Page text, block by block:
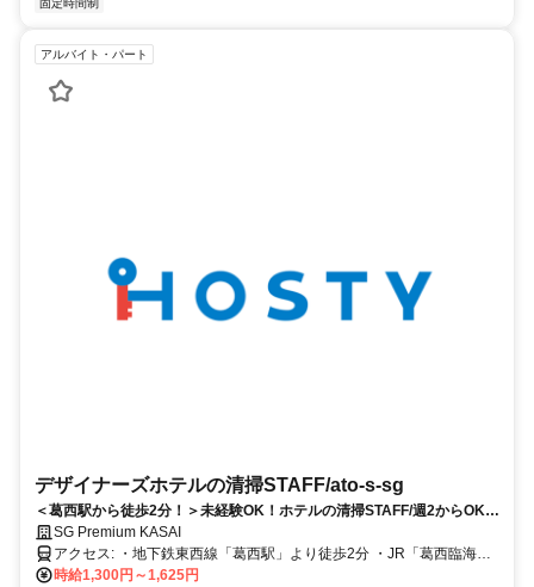
アルバイト・パート
デザイナーズホテルの清掃STAFF/ato-s-sg
＜葛西駅から徒歩2分！＞未経験OK！ホテルの清掃STAFF/週2からOK/
希望シフト制/髪型自由/きれいなビジネスホテル
SG Premium KASAI
アクセス: ・地下鉄東西線「葛西駅」より徒歩2分 ・JR「葛西臨海公
園駅」よりバス14分
時給1,300円～1,625円